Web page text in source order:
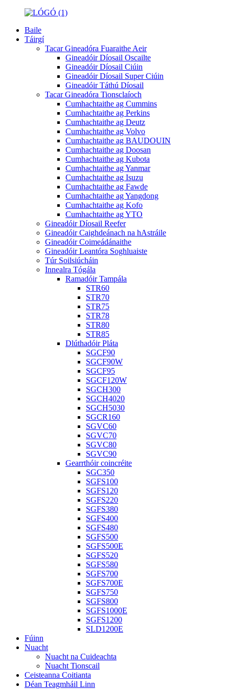
Baile
Táirgí
Tacar Gineadóra Fuaraithe Aeir
Gineadóir Díosail Oscailte
Gineadóir Díosail Ciúin
Gineadóir Díosail Super Ciúin
Gineadóir Táthú Díosail
Tacar Gineadóra Tionsclaíoch
Cumhachtaithe ag Cummins
Cumhachtaithe ag Perkins
Cumhachtaithe ag Deutz
Cumhachtaithe ag Volvo
Cumhachtaithe ag BAUDOUIN
Cumhachtaithe ag Doosan
Cumhachtaithe ag Kubota
Cumhachtaithe ag Yanmar
Cumhachtaithe ag Isuzu
Cumhachtaithe ag Fawde
Cumhachtaithe ag Yangdong
Cumhachtaithe ag Kofo
Cumhachtaithe ag YTO
Gineadóir Díosail Reefer
Gineadóir Caighdeánach na hAstráile
Gineadóir Coimeádánaithe
Gineadóir Leantóra Soghluaiste
Túr Soilsiúcháin
Innealra Tógála
Ramadóir Tampála
STR60
STR70
STR75
STR78
STR80
STR85
Dlúthadóir Pláta
SGCF90
SGCF90W
SGCF95
SGCF120W
SGCH300
SGCH4020
SGCH5030
SGCR160
SGVC60
SGVC70
SGVC80
SGVC90
Gearrthóir coincréite
SGC350
SGFS100
SGFS120
SGFS220
SGFS380
SGFS400
SGFS480
SGFS500
SGFS500E
SGFS520
SGFS580
SGFS700
SGFS700E
SGFS750
SGFS800
SGFS1000E
SGFS1200
SLD1200E
Fúinn
Nuacht
Nuacht na Cuideachta
Nuacht Tionscail
Ceisteanna Coitianta
Déan Teagmháil Linn